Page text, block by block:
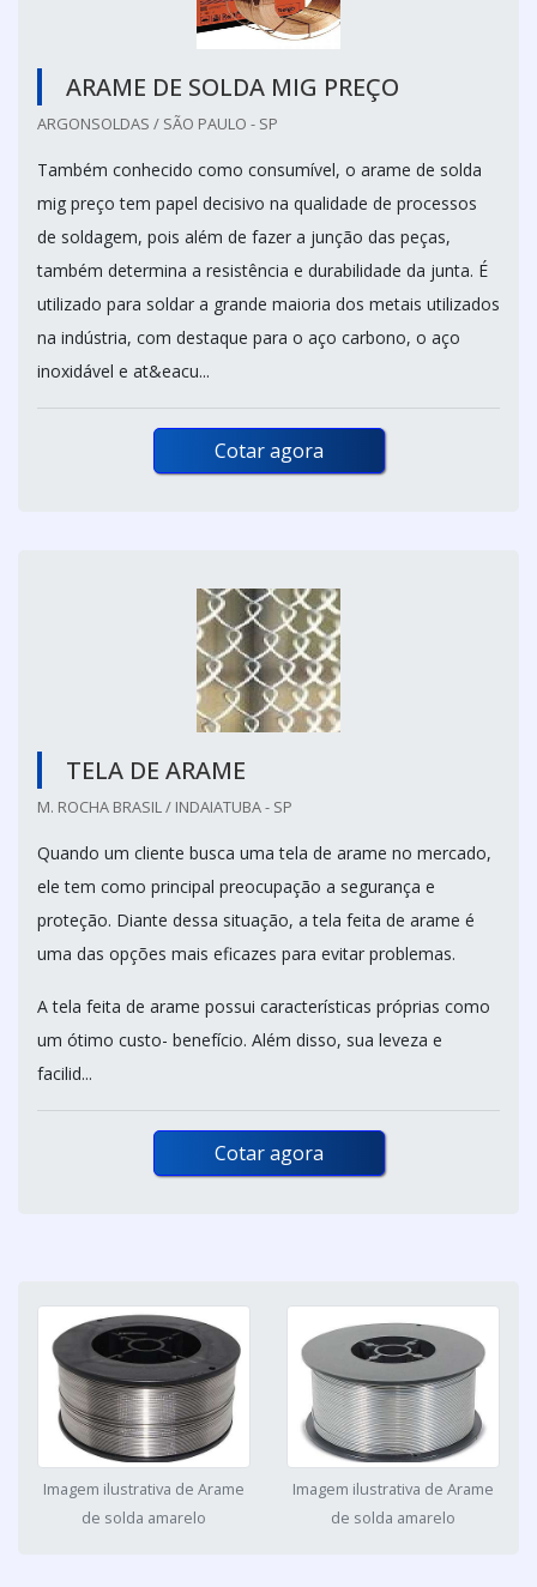
ARAME DE SOLDA MIG PREÇO
ARGONSOLDAS / SÃO PAULO - SP
Também conhecido como consumível, o arame de solda
mig preço tem papel decisivo na qualidade de processos
de soldagem, pois além de fazer a junção das peças,
também determina a resistência e durabilidade da junta. É
utilizado para soldar a grande maioria dos metais utilizados
na indústria, com destaque para o aço carbono, o aço
inoxidável e at&eacu...
Cotar agora
TELA DE ARAME
M. ROCHA BRASIL / INDAIATUBA - SP
Quando um cliente busca uma tela de arame no mercado,
ele tem como principal preocupação a segurança e
proteção. Diante dessa situação, a tela feita de arame é
uma das opções mais eficazes para evitar problemas.
A tela feita de arame possui características próprias como
um ótimo custo- benefício. Além disso, sua leveza e
facilid...
Cotar agora
Imagem ilustrativa de Arame
de solda amarelo
Imagem ilustrativa de Arame
de solda amarelo